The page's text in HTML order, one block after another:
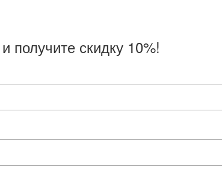
получите скидку 10%!